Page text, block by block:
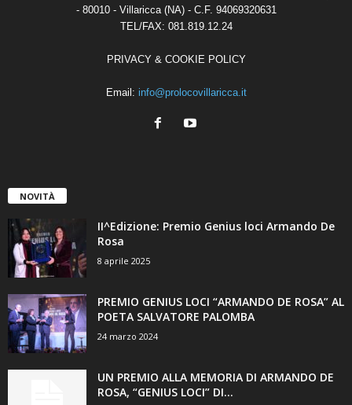
- 80010 - Villaricca (NA) - C.F. 94069320631
TEL/FAX: 081.819.12.24
PRIVACY & COOKIE POLICY
Email: info@prolocovillaricca.it
NOVITÀ
II^Edizione: Premio Genius loci Armando De
Rosa
8 aprile 2025
PREMIO GENIUS LOCI “ARMANDO DE ROSA” AL
POETA SALVATORE PALOMBA
24 marzo 2024
UN PREMIO ALLA MEMORIA DI ARMANDO DE
ROSA, “GENIUS LOCI” DI...